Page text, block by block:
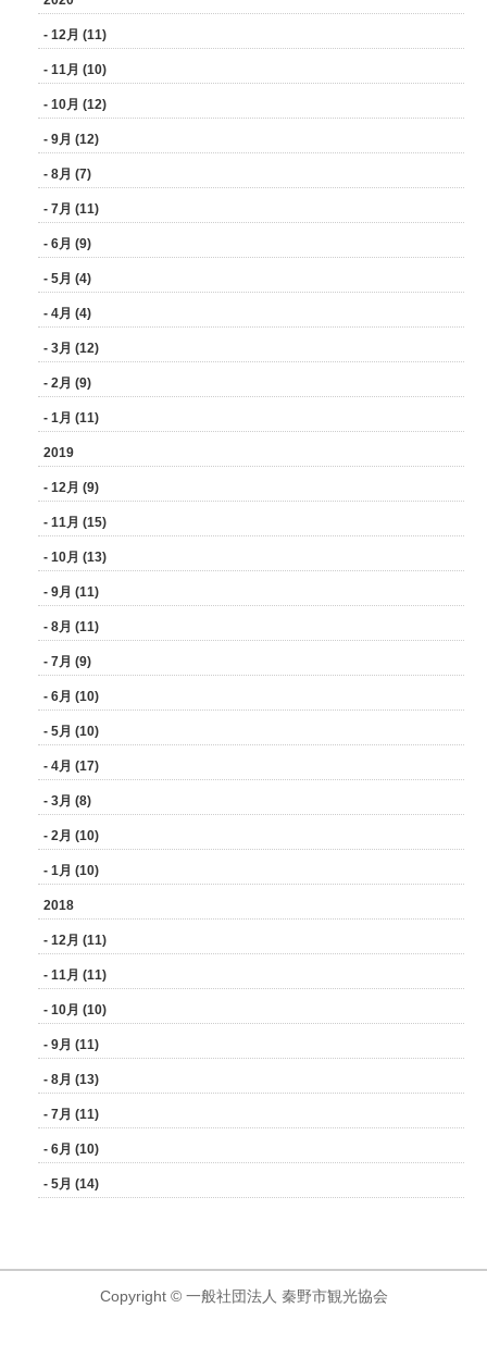
- 12月 (11)
- 11月 (10)
- 10月 (12)
- 9月 (12)
- 8月 (7)
- 7月 (11)
- 6月 (9)
- 5月 (4)
- 4月 (4)
- 3月 (12)
- 2月 (9)
- 1月 (11)
2019
- 12月 (9)
- 11月 (15)
- 10月 (13)
- 9月 (11)
- 8月 (11)
- 7月 (9)
- 6月 (10)
- 5月 (10)
- 4月 (17)
- 3月 (8)
- 2月 (10)
- 1月 (10)
2018
- 12月 (11)
- 11月 (11)
- 10月 (10)
- 9月 (11)
- 8月 (13)
- 7月 (11)
- 6月 (10)
- 5月 (14)
Copyright © 一般社団法人 秦野市観光協会